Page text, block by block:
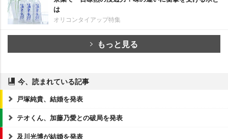
は
オリコンタイアップ特集
もっと見る
今、読まれている記事
戸塚純貴、結婚を発表
テオくん、加藤乃愛との破局を発表
及川光博が結婚を発表